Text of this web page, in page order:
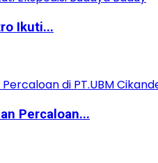
Ikuti...
Percaloan...